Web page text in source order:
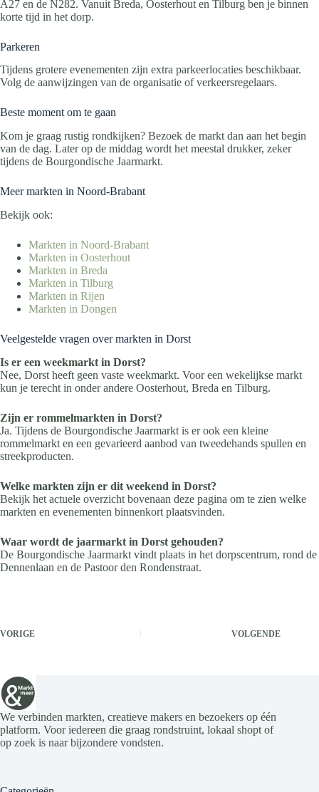
A27 en de N282. Vanuit Breda, Oosterhout en Tilburg ben je binnen
korte tijd in het dorp.
Parkeren
Tijdens grotere evenementen zijn extra parkeerlocaties beschikbaar.
Volg de aanwijzingen van de organisatie of verkeersregelaars.
Beste moment om te gaan
Kom je graag rustig rondkijken? Bezoek de markt dan aan het begin
van de dag. Later op de middag wordt het meestal drukker, zeker
tijdens de Bourgondische Jaarmarkt.
Meer markten in Noord-Brabant
Bekijk ook:
Markten in Noord-Brabant
Markten in Oosterhout
Markten in Breda
Markten in Tilburg
Markten in Rijen
Markten in Dongen
Veelgestelde vragen over markten in Dorst
Is er een weekmarkt in Dorst?
Nee, Dorst heeft geen vaste weekmarkt. Voor een wekelijkse markt
kun je terecht in onder andere Oosterhout, Breda en Tilburg.
Zijn er rommelmarkten in Dorst?
Ja. Tijdens de Bourgondische Jaarmarkt is er ook een kleine
rommelmarkt en een gevarieerd aanbod van tweedehands spullen en
streekproducten.
Welke markten zijn er dit weekend in Dorst?
Bekijk het actuele overzicht bovenaan deze pagina om te zien welke
markten en evenementen binnenkort plaatsvinden.
Waar wordt de jaarmarkt in Dorst gehouden?
De Bourgondische Jaarmarkt vindt plaats in het dorpscentrum, rond de
Dennenlaan en de Pastoor den Rondenstraat.
VORIGE VOLGENDE
We verbinden markten, creatieve makers en bezoekers op één
platform. Voor iedereen die graag rondstruint, lokaal shopt of
op zoek is naar bijzondere vondsten.